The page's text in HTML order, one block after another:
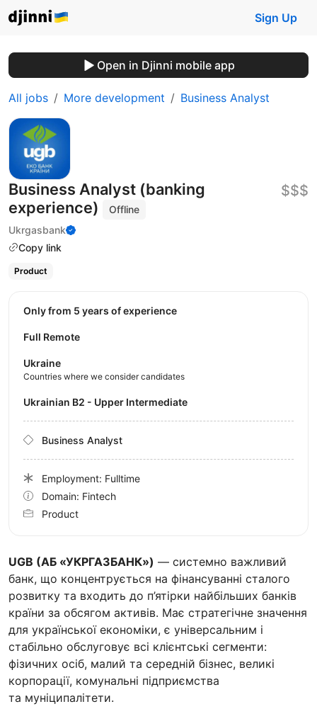
Sign Up
Open in Djinni mobile app
All jobs More development Business Analyst
Business Analyst (banking
experience)
Offline
Ukrgasbank
Copy link
$$$
Product
UGB (АБ «УКРГАЗБАНК») — системно важливий
банк, що концентрується на фінансуванні сталого
розвитку та входить до п’ятірки найбільших банків
країни за обсягом активів. Має стратегічне значення
для української економіки, є універсальним і
стабільно обслуговує всі клієнтські сегменти:
фізичних осіб, малий та середній бізнес, великі
корпорації, комунальні підприємства
та муніципалітети.
Only from 5 years of experience
Full Remote
Ukraine
Countries where we consider candidates
Ukrainian B2 - Upper Intermediate
Business Analyst
Employment: Fulltime
Domain: Fintech
Product